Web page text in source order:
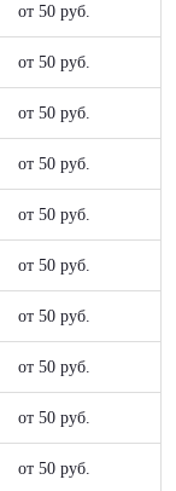
от 50 руб.
от 50 руб.
от 50 руб.
от 50 руб.
от 50 руб.
от 50 руб.
от 50 руб.
от 50 руб.
от 50 руб.
от 50 руб.